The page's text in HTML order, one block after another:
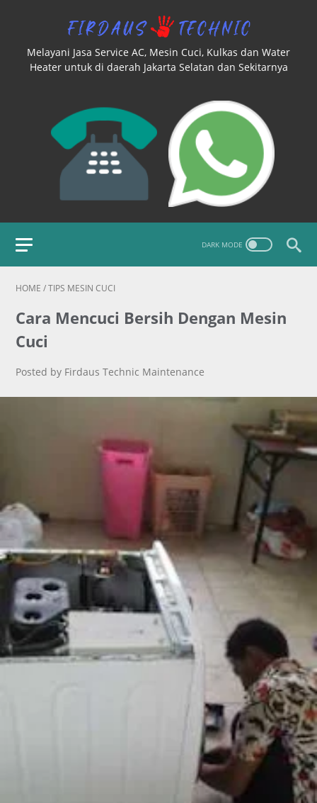
Melayani Jasa Service AC, Mesin Cuci, Kulkas dan Water
Heater untuk di daerah Jakarta Selatan dan Sekitarnya
HOME /TIPS MESIN CUCI
Cara Mencuci Bersih Dengan Mesin
Cuci
Posted by Firdaus Technic Maintenance